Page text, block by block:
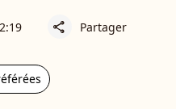
share Partager